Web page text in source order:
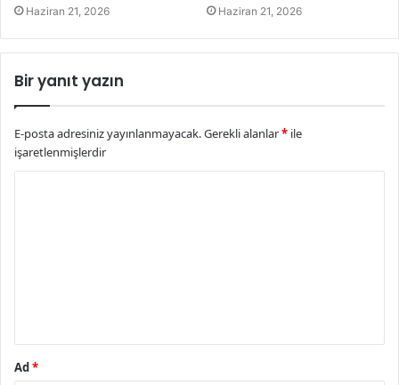
Haziran 21, 2026 Haziran 21, 2026
Bir yanıt yazın
E-posta adresiniz yayınlanmayacak.Gerekli alanlar* ile
işaretlenmişlerdir
Ad*